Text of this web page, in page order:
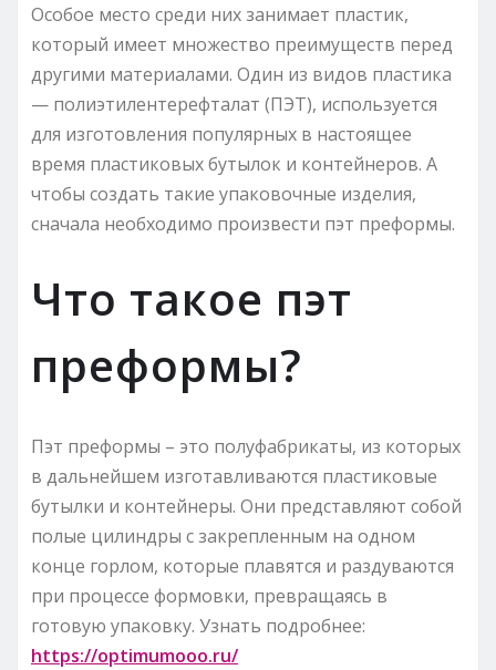
Особое место среди них занимает пластик,
который имеет множество преимуществ перед
другими материалами. Один из видов пластика
— полиэтилентерефталат (ПЭТ), используется
для изготовления популярных в настоящее
время пластиковых бутылок и контейнеров. А
чтобы создать такие упаковочные изделия,
сначала необходимо произвести пэт преформы.
Что такое пэт
преформы?
Пэт преформы – это полуфабрикаты, из которых
в дальнейшем изготавливаются пластиковые
бутылки и контейнеры. Они представляют собой
полые цилиндры с закрепленным на одном
конце горлом, которые плавятся и раздуваются
при процессе формовки, превращаясь в
готовую упаковку. Узнать подробнее:
https://optimumooo.ru/